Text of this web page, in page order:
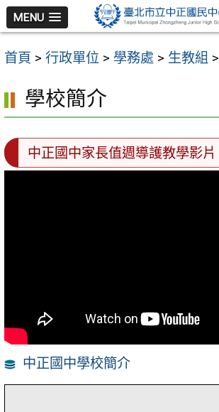
跳
至
主
內
容
區
MENU
首頁 > 行政單位 > 學務處 > 生教組 >
學校簡介
中正國中家長值週導護教學影片
中正國中學校簡介